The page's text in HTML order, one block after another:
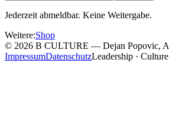
Jederzeit abmeldbar. Keine Weitergabe.
Weitere:Shop
© 2026 B CULTURE — Dejan Popovic,
ImpressumDatenschutzLeadership ·